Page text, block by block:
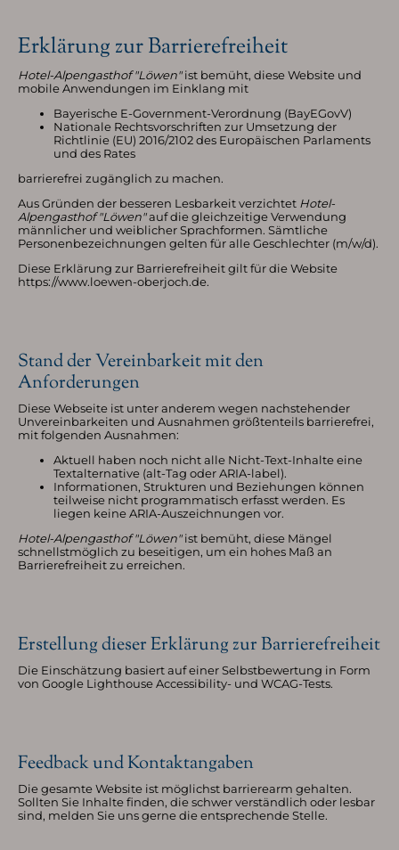
Erklärung zur Barrierefreiheit
Hotel-Alpengasthof "Löwen"ist bemüht, diese Website und
mobile Anwendungen im Einklang mit
Bayerische E-Government-Verordnung (BayEGovV)
Nationale Rechtsvorschriften zur Umsetzung der
Richtlinie (EU) 2016/2102 des Europäischen Parlaments
und des Rates
barrierefrei zugänglich zu machen.
Aus Gründen der besseren Lesbarkeit verzichtet Hotel-
Alpengasthof "Löwen"auf die gleichzeitige Verwendung
männlicher und weiblicher Sprachformen. Sämtliche
Personenbezeichnungen gelten für alle Geschlechter (m/w/d).
Diese Erklärung zur Barrierefreiheit gilt für die Website
https://www.loewen-oberjoch.de.
Stand der Vereinbarkeit mit den
Anforderungen
Diese Webseite ist unter anderem wegen nachstehender
Unvereinbarkeiten und Ausnahmen größtenteils barrierefrei,
mit folgenden Ausnahmen:
Aktuell haben noch nicht alle Nicht-Text-Inhalte eine
Textalternative (alt-Tag oder ARIA-label).
Informationen, Strukturen und Beziehungen können
teilweise nicht programmatisch erfasst werden. Es
liegen keine ARIA-Auszeichnungen vor.
Hotel-Alpengasthof "Löwen"ist bemüht, diese Mängel
schnellstmöglich zu beseitigen, um ein hohes Maß an
Barrierefreiheit zu erreichen.
Erstellung dieser Erklärung zur Barrierefreiheit
Die Einschätzung basiert auf einer Selbstbewertung in Form
von Google Lighthouse Accessibility- und WCAG-Tests.
Feedback und Kontaktangaben
Die gesamte Website ist möglichst barrierearm gehalten.
Sollten Sie Inhalte finden, die schwer verständlich oder lesbar
sind, melden Sie uns gerne die entsprechende Stelle.